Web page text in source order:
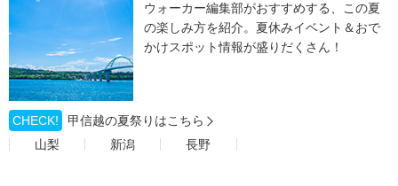
ウォーカー編集部がおすすめする、この夏
の楽しみ方を紹介。夏休みイベント＆おで
かけスポット情報が盛りだくさん！
CHECK!
甲信越の夏祭りはこちら
山梨
新潟 長野